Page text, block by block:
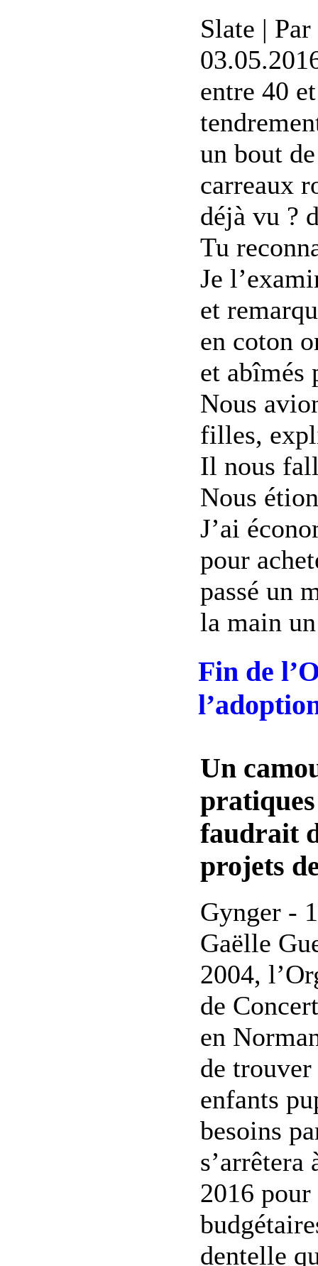
Slate |
entre 40
un bout
carreaux
déjà vu ?
Tu
Je
et
en coton
et abîmés
Nous
filles,
Il nous
Nous
J’ai
pour
passé un
la main
Fin de
Un
faudrait
projets
Gynger -
Gaëlle
2004,
de
en
de
enfants
besoins
s’arrêtera
2016 pour
dentelle